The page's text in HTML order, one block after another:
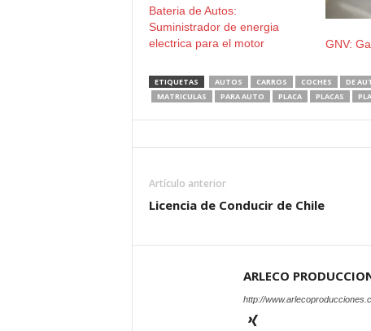
Bateria de Autos:
Suministrador de energia
electrica para el motor
GNV:
ETIQUETAS AUTOS CARROS COCHES DE
MATRICULAS
PARA AUTO PLACA PLACAS
Artículo anterior
Licencia de Conducir de Chile
ARLECO
http://